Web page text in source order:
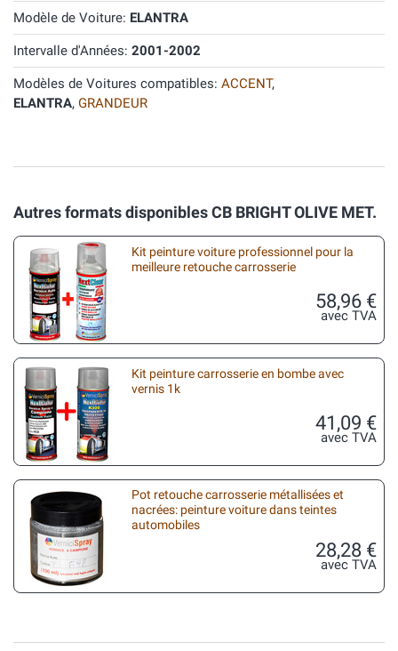
Modèle de Voiture: ELANTRA
Intervalle d'Années: 2001-2002
Modèles de Voitures compatibles: ACCENT,
ELANTRA, GRANDEUR
Autres formats disponibles CB BRIGHT OLIVE MET.
Kit peinture voiture professionnel pour la
meilleure retouche carrosserie
58,96 €
avec TVA
Kit peinture carrosserie en bombe avec
vernis 1k
41,09 €
avec TVA
Pot retouche carrosserie métallisées et
nacrées: peinture voiture dans teintes
automobiles
28,28 €
avec TVA